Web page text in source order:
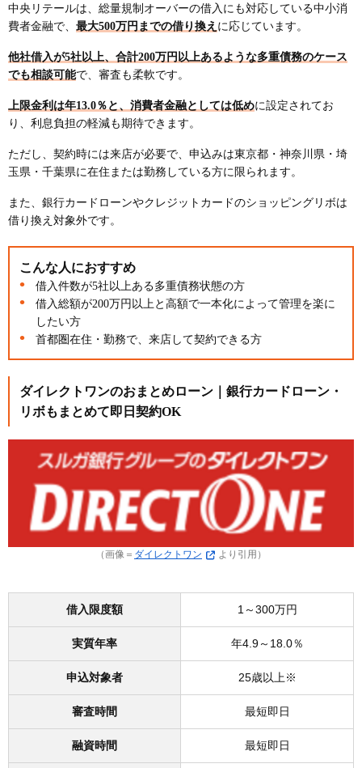
中央リテールは、総量規制オーバーの借入にも対応している中小消
費者金融で、 最大500万円までの借り換え に応じています。
他社借入が5社以上、合計200万円以上あるような多重債務のケース
でも相談可能で、審査も柔軟です。
上限金利は年13.0％と、消費者金融としては低めに設定されてお
り、利息負担の軽減も期待できます。
ただし、契約時には来店が必要で、申込みは東京都・神奈川県・埼
玉県・千葉県に在住または勤務している方に限られます。
また、銀行カードローンやクレジットカードのショッピングリボは
借り換え対象外です。
こんな人におすすめ
借入件数が5社以上ある多重債務状態の方
借入総額が200万円以上と高額で一本化によって管理を楽に
したい方
首都圏在住・勤務で、来店して契約できる方
ダイレクトワンのおまとめローン｜銀行カードローン・
リボもまとめて即日契約OK
（画像＝ ダイレクトワン より引用）
借入限度額 1～300万円
実質年率 年4.9～18.0％
申込対象者 25歳以上※
審査時間 最短即日
融資時間 最短即日